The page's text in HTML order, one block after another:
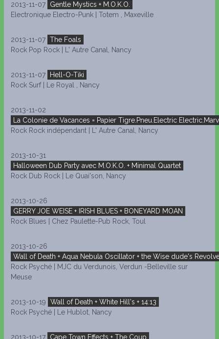
2013-11-07
Gentle Mystics + M.O.K.O.
Electronique Electro-Punk | Totem , Maxeville
2013-11-07 The Foals
Rock Pop Rock | L' Autre Canal, Nancy
2013-11-07
Hell-O-Tiki
Rock Surf | Le Royal , Nancy
2013-11-02
La Colonie de Vacances = Papier Tigre.Pneu.Electric
Rock Rock indépendant | L' Autre Canal, Nancy
2013-10-31
Halloween Dub Party avec M.O.K.O. + Minimal Quartet
Rock Dub Rock | Le Quai'son, Nancy
2013-10-26
GERRY JOE WEISE + IRISH BLUES + BONEYARD MOAN
Rock Blues | Chez Paulette-Pub Rock, Toul
2013-10-26
Wall of Death + Aqua Nebula Oscillator + the Wise dude's
Rock Psyché | MJC du Verdunois, Verdun -Belleville sur
Meuse
2013-10-19
Wall of Death + White Hill's + 14:13
Rock Psyché | Le Hublot, Nancy
2013-10-17 Cape Town Effects + The Coup